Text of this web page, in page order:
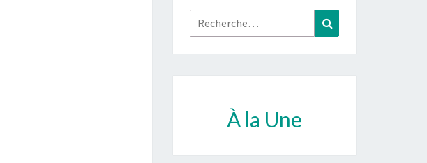
Rechercher :
À la Une